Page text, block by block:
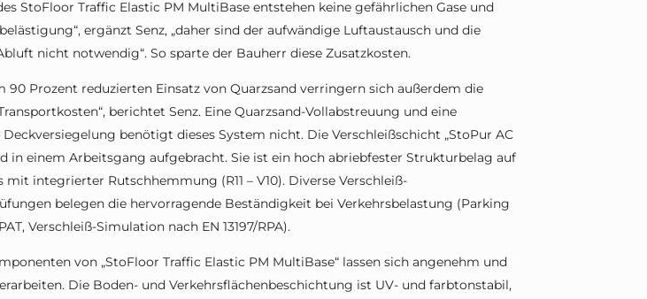
StoFloor Traffic Elastic PM MultiBase entstehen keine gefährlichen Gase und
ergänzt Senz, „daher sind der aufwändige Luftaustausch und die
nicht notwendig“. So sparte der Bauherr diese Zusatzkosten.
90 Prozent reduzierten Einsatz von Quarzsand verringern sich außerdem die
berichtet Senz. Eine Quarzsand-Vollabstreuung und eine
Deckversiegelung benötigt dieses System nicht. Die Verschleißschicht „StoPur AC
in einem Arbeitsgang aufgebracht. Sie ist ein hoch abriebfester Strukturbelag auf
mit integrierter Rutschhemmung (R11 – V10). Diverse Verschleiß-
belegen die hervorragende Beständigkeit bei Verkehrsbelastung (Parking
Verschleiß-Simulation nach EN 13197/RPA).
von „StoFloor Traffic Elastic PM MultiBase“ lassen sich angenehm und
Die Boden- und Verkehrsflächenbeschichtung ist UV- und farbtonstabil,